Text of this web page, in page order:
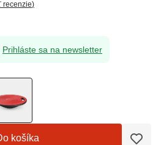
recenzie)
Prihláste sa na newsletter
košíka